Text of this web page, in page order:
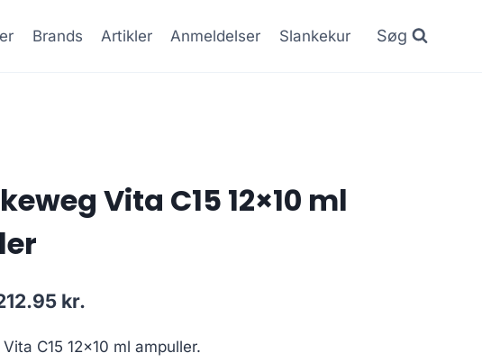
Brands Artikler Anmeldelser Slankekur Søg
Vita C15 12×10 ml
kr.
C15 12×10 ml ampuller.